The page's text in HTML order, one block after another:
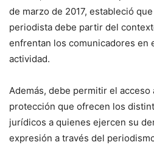
de marzo de 2017, estableció
periodista debe partir del
enfrentan los comunicadores en
actividad.
Además, debe permitir el acceso
protección que ofrecen los
jurídicos a quienes ejercen su
expresión a través del